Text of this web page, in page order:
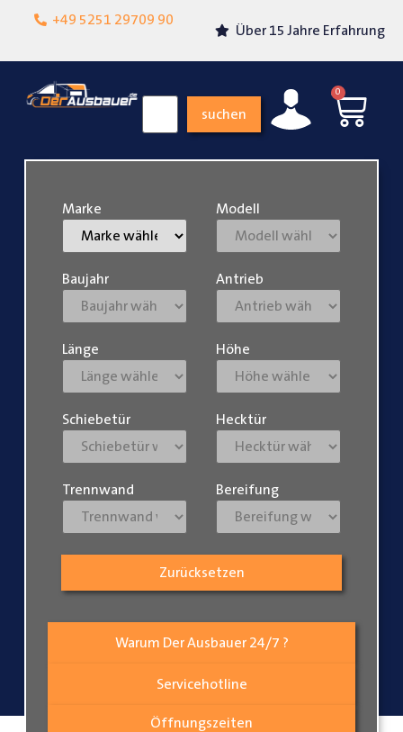
+49 5251 29709 90
Lokalgeschäft in
Über 15 Jahre Erfahrung
suchen
0
Warum Der Ausbauer 24/7 ?
Servicehotline
Öffnungszeiten
Marke Modell
Baujahr Antrieb
Länge Höhe
Schiebetür Hecktür
Trennwand Bereifung
Zurücksetzen